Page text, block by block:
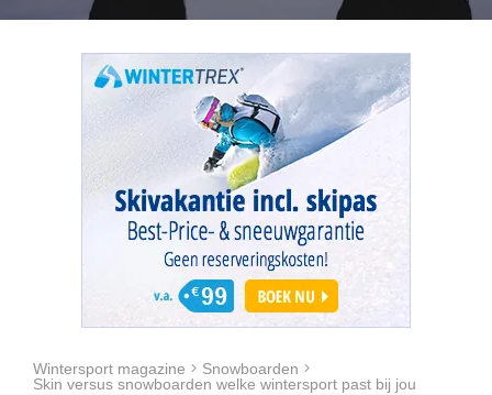
Wintersport magazine
Snowboarden
Skin versus snowboarden welke wintersport past bij jou